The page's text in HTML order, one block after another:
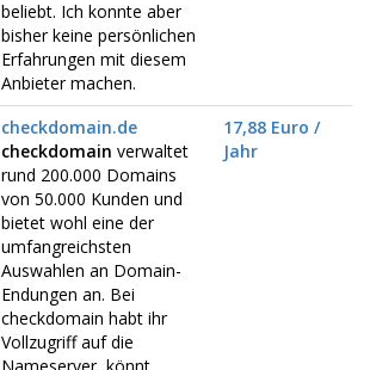
beliebt. Ich konnte aber
bisher keine persönlichen
Erfahrungen mit diesem
Anbieter machen.
checkdomain.de
checkdomain verwaltet
rund 200.000 Domains
von 50.000 Kunden und
bietet wohl eine der
umfangreichsten
Auswahlen an Domain-
Endungen an. Bei
checkdomain habt ihr
Vollzugriff auf die
17,88 Euro /
Jahr